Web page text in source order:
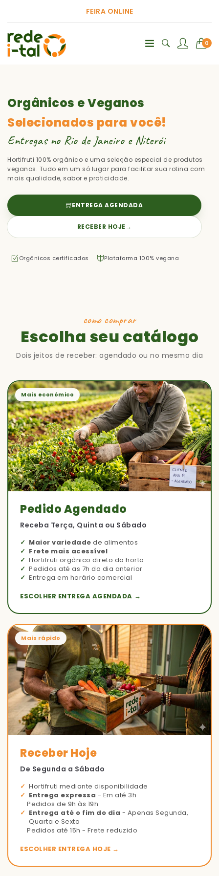
FEIRA ONLINE
0
Orgânicos e Veganos
Selecionados para você!
Entregas no Rio de Janeiro e Niterói
Hortifruti 100% orgânico e uma seleção especial de produtos
veganos. Tudo em um só lugar para facilitar sua rotina com
mais qualidade, sabor e praticidade.
ENTREGA AGENDADA
RECEBER HOJE →
Orgânicos certificados Plataforma 100% vegana
como comprar
Escolha seu catálogo
Dois jeitos de receber: agendado ou no mesmo dia
Mais econômico
Pedido Agendado
Receba Terça, Quinta ou Sábado
Maior variedade de alimentos
Frete mais acessível
Hortifruti orgânico direto da horta
Pedidos até as 7h do dia anterior
Entrega em horário comercial
ESCOLHER ENTREGA AGENDADA →
Mais rápido
Receber Hoje
De Segunda a Sábado
Hortifruti mediante disponibilidade
Entrega expressa - Em até 3h
Pedidos de 9h às 19h
Entrega até o fim do dia - Apenas Segunda,
Quarta e Sexta
Pedidos até 15h - Frete reduzido
ESCOLHER ENTREGA HOJE →